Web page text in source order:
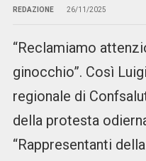
REDAZIONE 26/11/2025
“Reclamiamo
ginocchio”. Così
regionale di
della protesta
“Rappresentanti